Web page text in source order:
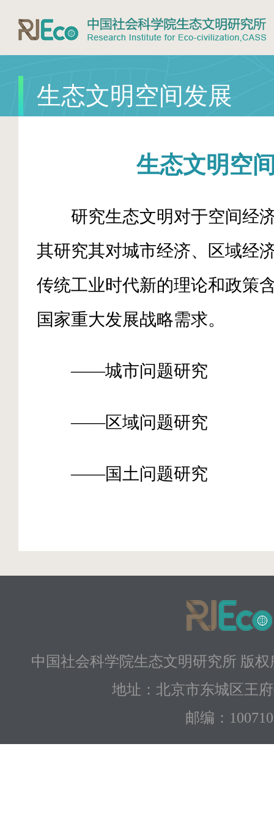
生态文明空间发展
生态文明空
研究生态文明对于空间经济
其研究其对城市经济、区域经
传统工业时代新的理论和政策
国家重大发展战略需求。
——城市问题研究
——区域问题研究
——国土问题研究
中国社会科学院生态文明研究所 版权
地址：北京市东城区王
邮编：100710